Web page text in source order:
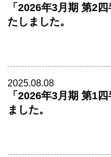
「2026年3月期 第2
たしました。
2025.08.08
「2026年3月期 第1
ました。